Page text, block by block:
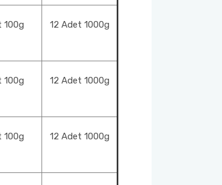
100g 12 Adet 1000g
100g 12 Adet 1000g
100g 12 Adet 1000g